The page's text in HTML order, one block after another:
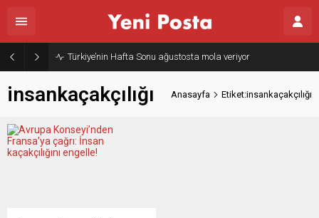
Türkiye’nin Hafta Sonu ağustosta mola veriyor
insankaçakçılığı Anasayfa Etiket:insankaçakçılığı